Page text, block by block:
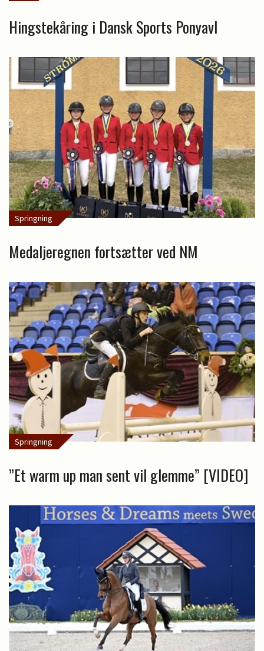
Hingstekåring i Dansk Sports Ponyavl
Springning
Medaljeregnen fortsætter ved NM
Springning
”Et warm up man sent vil glemme” [VIDEO]